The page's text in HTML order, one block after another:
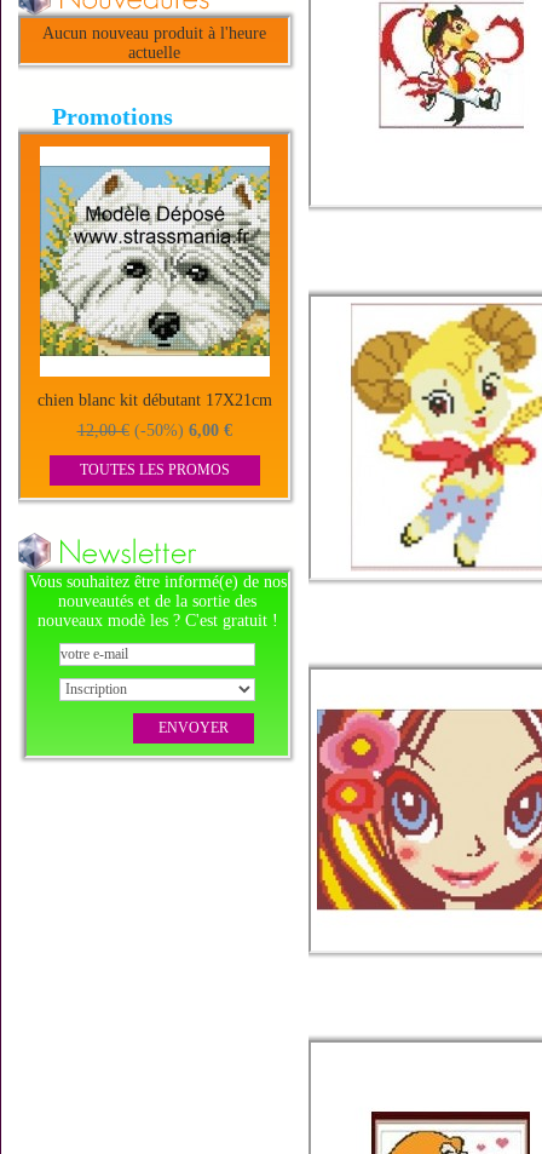
Aucun nouveau produit à l'heure
actuelle
Promotions
chien blanc kit débutant 17X21cm
12,00 € (-50%) 6,00 €
TOUTES LES PROMOS
Vous souhaitez être informé(e) de nos
nouveautés et de la sortie des
nouveaux modè les ? C'est gratuit !